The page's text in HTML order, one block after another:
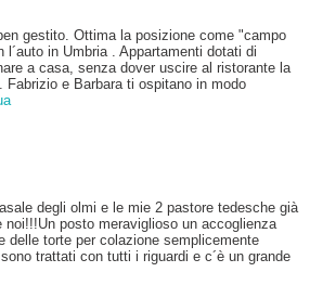
gestito. Ottima la posizione come "campo
l´auto in Umbria . Appartamenti dotati di
a casa, senza dover uscire al ristorante la
Fabrizio e Barbara ti ospitano in modo
degli olmi e le mie 2 pastore tedesche già
noi!!!Un posto meraviglioso un accoglienza
delle torte per colazione semplicemente
trattati con tutti i riguardi e c´è un grande